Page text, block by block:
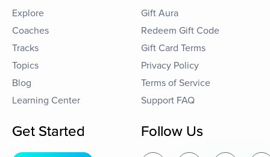
Explore
Coaches
Tracks
Topics
Blog
Learning Center
Gift Aura
Redeem Gift Code
Gift Card Terms
Privacy Policy
Terms of Service
Support FAQ
Get Started Follow Us